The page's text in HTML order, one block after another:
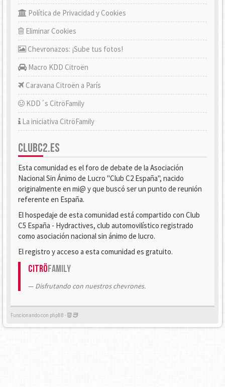
Política de Privacidad y Cookies
Eliminar Cookies
Chevronazos: ¡Sube tus fotos!
Macro KDD Citroën
Caravana Citroën a París
KDD´s CitröFamily
La iniciativa CitröFamily
CLUBC2.ES
Esta comunidad es el foro de debate de la Asociación
Nacional Sin Ánimo de Lucro "Club C2 España", nacido
originalmente en mi@ y que buscó ser un punto de reunión
referente en España.
El hospedaje de esta comunidad está compartido con Club
C5 España - Hydractives, club automovilístico registrado
como asociación nacional sin ánimo de lucro.
El registro y acceso a esta comunidad es gratuito.
CitröFamily
Disfrutando con nuestros chevrones.
Funcionando con phpBB -